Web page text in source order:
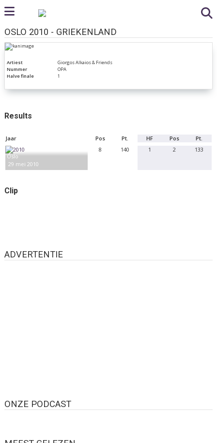
OSLO 2010 - GRIEKENLAND
Artiest
Giorgos Alkaios & Friends
Nummer
OPA
Halve finale
1
Results
Jaar Pos Pt. HF Pos Pt.
Oslo
29 mei 2010
8 140 1 2 133
Clip
ADVERTENTIE
ONZE PODCAST